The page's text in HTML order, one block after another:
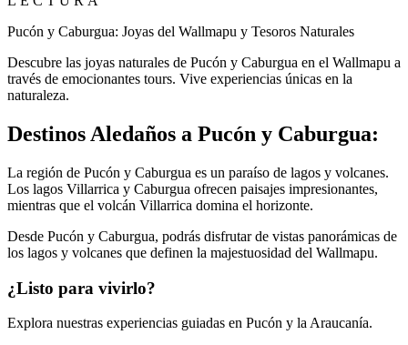
Pucón y Caburgua: Joyas del Wallmapu y Tesoros Naturales
Descubre las joyas naturales de Pucón y Caburgua en el Wallmapu a
través de emocionantes tours. Vive experiencias únicas en la
naturaleza.
Destinos Aledaños a Pucón y Caburgua:
La región de Pucón y Caburgua es un paraíso de lagos y volcanes.
Los lagos Villarrica y Caburgua ofrecen paisajes impresionantes,
mientras que el volcán Villarrica domina el horizonte.
Desde Pucón y Caburgua, podrás disfrutar de vistas panorámicas de
los lagos y volcanes que definen la majestuosidad del Wallmapu.
¿Listo para vivirlo?
Explora nuestras experiencias guiadas en Pucón y la Araucanía.